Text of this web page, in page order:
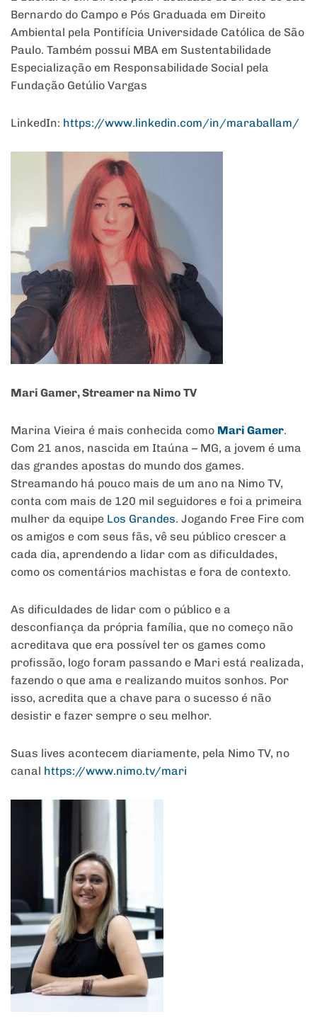
Bernardo do Campo e Pós Graduada em Direito
Ambiental pela Pontifícia Universidade Católica de São
Paulo. Também possui MBA em Sustentabilidade
Especialização em Responsabilidade Social pela
Fundação Getúlio Vargas
LinkedIn: https://www.linkedin.com/in/maraballam/
Mari Gamer, Streamer na Nimo TV
Marina Vieira é mais conhecida como Mari Gamer.
Com 21 anos, nascida em Itaúna – MG, a jovem é uma
das grandes apostas do mundo dos games.
Streamando há pouco mais de um ano na Nimo TV,
conta com mais de 120 mil seguidores e foi a primeira
mulher da equipe Los Grandes. Jogando Free Fire com
os amigos e com seus fãs, vê seu público crescer a
cada dia, aprendendo a lidar com as dificuldades,
como os comentários machistas e fora de contexto.
As dificuldades de lidar com o público e a
desconfiança da própria família, que no começo não
acreditava que era possível ter os games como
profissão, logo foram passando e Mari está realizada,
fazendo o que ama e realizando muitos sonhos. Por
isso, acredita que a chave para o sucesso é não
desistir e fazer sempre o seu melhor.
Suas lives acontecem diariamente, pela Nimo TV, no
canal https://www.nimo.tv/mari